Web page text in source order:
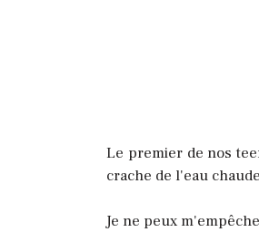
Le premier de nos
crache de l'eau
Je ne peux